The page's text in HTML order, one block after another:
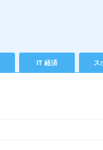
IT 経済 ス